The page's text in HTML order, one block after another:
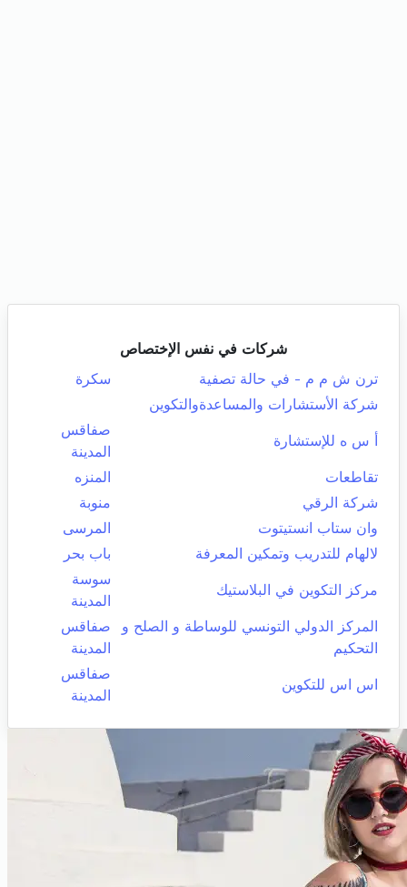
شركات في نفس الإختصاص
ترن ش م م - في حالة تصفية
سكرة
شركة الأستشارات والمساعدةوالتكوين
أ س ه للإستشارة
صفاقس
المدينة
تقاطعات
المنزه
شركة الرقي
منوبة
وان ستاب انستيتوت
المرسى
لالهام للتدريب وتمكين المعرفة
باب بحر
مركز التكوين في البلاستيك
سوسة
المدينة
المركز الدولي التونسي للوساطة و الصلح و
التحكيم
صفاقس
المدينة
اس اس للتكوين
صفاقس
المدينة